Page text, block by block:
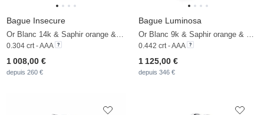
Bague Insecure
0.304 crt - AAA
1 008,00 €
depuis 260 €
Bague Luminosa
0.442 crt - AAA
1 125,00 €
depuis 346 €